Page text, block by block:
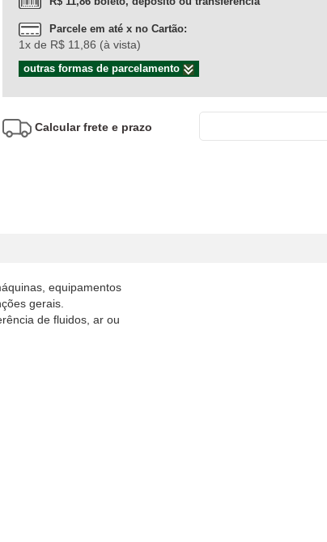
Parcele em até x no Cartão:
1x de R$ 11,86 (à vista)
outras formas de parcelamento
Calcular frete e prazo
equipamentos
gerais.
de fluidos, ar ou